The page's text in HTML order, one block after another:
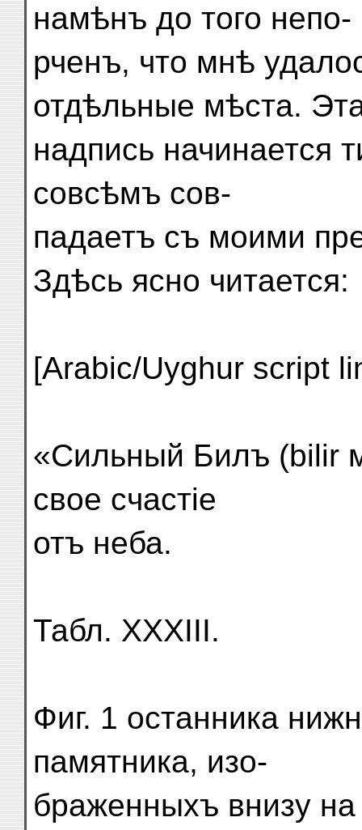
намѣнъ до того непо-
рченъ, что мнѣ
отдѣльные мѣста.
надпись начинается
совсѣмъ сов-
падаетъ съ моими
Здѣсь ясно читается:
[Arabic/Uyghur script
«Сильный Билъ (bilir
свое счастіе
отъ неба.
Табл. XXXIII.
Фиг. 1 останника
памятника, изо-
браженныхъ внизу